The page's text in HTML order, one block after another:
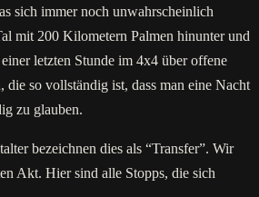
sich immer noch unwahrscheinlich
mit 200 Kilometern Palmen hinunter und
letzten Stunde im 4x4 über offene
die so vollständig ist, dass man eine Nacht
zu glauben.
bezeichnen dies als “Transfer”. Wir
Akt. Hier sind alle Stopps, die sich